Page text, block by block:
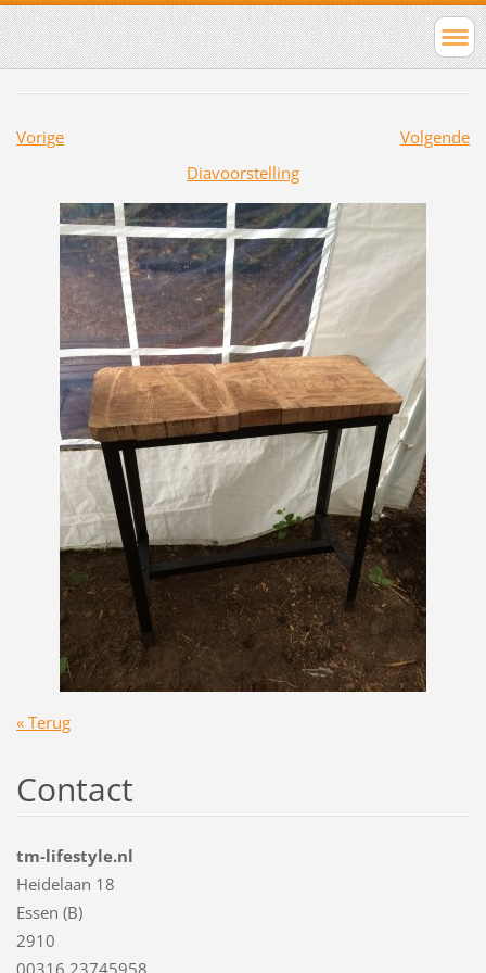
Vorige
Volgende
Diavoorstelling
« Terug
Contact
tm-lifestyle.nl
Heidelaan 18
Essen (B)
2910
00316 23745958